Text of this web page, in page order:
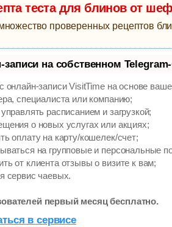
теста для блинов от
проверенных рецептов
на собственном
онлайн-записи VisitTime на основе
специалиста или компанию;
расписанием и загрузкой;
о новых услугах или акциях;
оплату на карту/кошелек/счет;
на групповые и персональные
от клиента отзывы о визите к вам;
сервис чаевых.
первый месяц бесплатно.
в сервисе